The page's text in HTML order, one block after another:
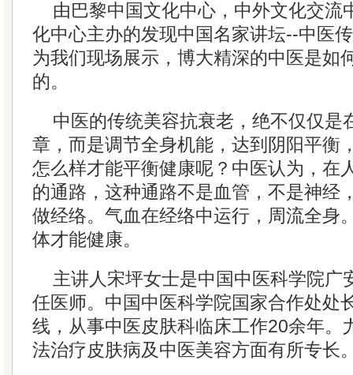
由巴黎中国文化中心，中外文化交流
化中心主办的发现中国名家讲坛--中医
为我们现场展示，博大精深的中医是如
的。
中医的传统美容抗衰老，绝不仅仅是
章，而是调节全身机能，达到阴阳平衡
怎么样才能平衡健康呢？中医认为，在
的通路，这种通路不是血管，不是神经
做经络。气血在经络中运行，周流全身
体才能健康。
主讲人宋坪女士是中国中医科学院广
任医师。中国中医科学院国家合作处处
线，从事中医皮肤科临床工作20余年。
法治疗皮肤病及中医美容方面有所专长